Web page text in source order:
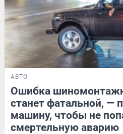
АВТО
Ошибка
станет фатальной, —
машину, чтобы не
смертельную аварию